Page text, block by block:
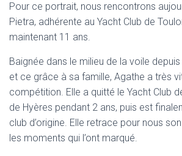
Pour ce portrait, nous rencontrons
Pietra, adhérente au Yacht Club de
maintenant 11 ans.
Baignée dans le milieu de la voile
et ce grâce à sa famille, Agathe a très
compétition. Elle a quitté le Yacht Club
de Hyères pendant 2 ans, puis est
club d’origine. Elle retrace pour nous
les moments qui l’ont marqué.